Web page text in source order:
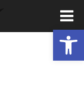
פתח סרגל נגישות